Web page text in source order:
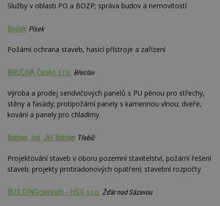
Služby v oblasti PO a BOZP; správa budov a nemovitostí
Boček Písek
Požární ochrana staveb, hasicí přístroje a zařízení
BRUCHA Česko s.r.o. Břeclav
Výroba a prodej sendvičových panelů s PU pěnou pro střechy,
stěny a fasády; protipožární panely s kamennou vlnou; dveře,
kování a panely pro chladírny
Bublan, Ing. Jiří Bublan Třebíč
Projektování staveb v oboru pozemní stavitelství, požární řešení
staveb; projekty protiradonových opatření; stavební rozpočty
BUILDINGcentrum - HSV, s.r.o. Žďár nad Sázavou